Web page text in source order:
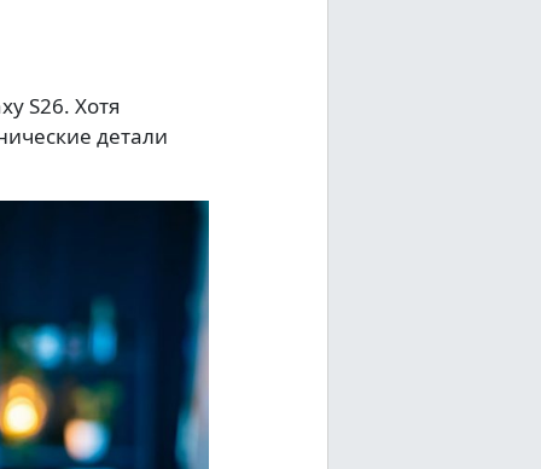
S26. Хотя
детали